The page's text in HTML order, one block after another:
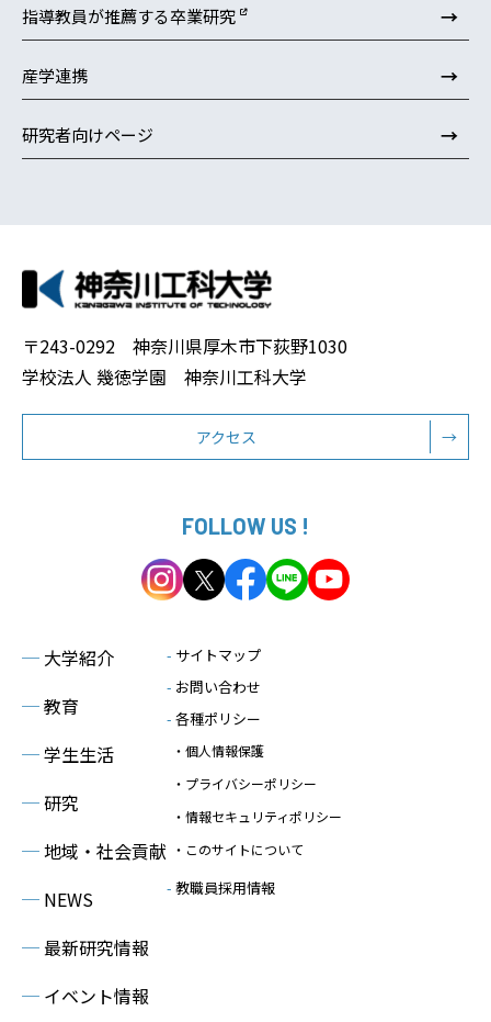
指導教員が推薦する卒業研究 →
産学連携 →
研究者向けページ →
〒243-0292 神奈川県厚木市下荻野1030
学校法人 幾徳学園 神奈川工科大学
アクセス →
FOLLOW US !
─ 大学紹介
─教育
─学生生活
─研究
─地域・社会貢献
─ NEWS
─最新研究情報
─ イベント情報
- サイトマップ
- お問い合わせ
- 各種ポリシー
・個人情報保護
・プライバシーポリシー
・情報セキュリティポリシー
・このサイトについて
- 教職員採用情報